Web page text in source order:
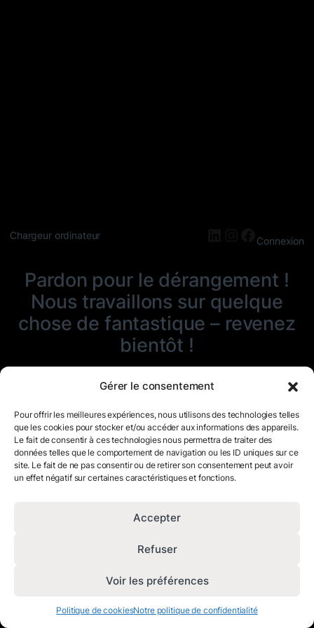
Gérer le consentement
Pour offrir les meilleures expériences, nous utilisons des technologies telles
que les cookies pour stocker et/ou accéder aux informations des appareils.
Le fait de consentir à ces technologies nous permettra de traiter des
données telles que le comportement de navigation ou les ID uniques sur ce
site. Le fait de ne pas consentir ou de retirer son consentement peut avoir
un effet négatif sur certaines caractéristiques et fonctions.
Accepter
Refuser
Voir les préférences
Politique de cookiesNotre politique de confidentialité
Chargeur ordinateur LinkedIn
Instagram
Connexion
Pardon pour le dérangement !
Nous travaillons sur quelque
chose de fantastique – revenez
bientôt !